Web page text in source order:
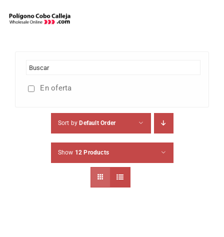
En oferta
Sort by Default Order
Show 12 Products